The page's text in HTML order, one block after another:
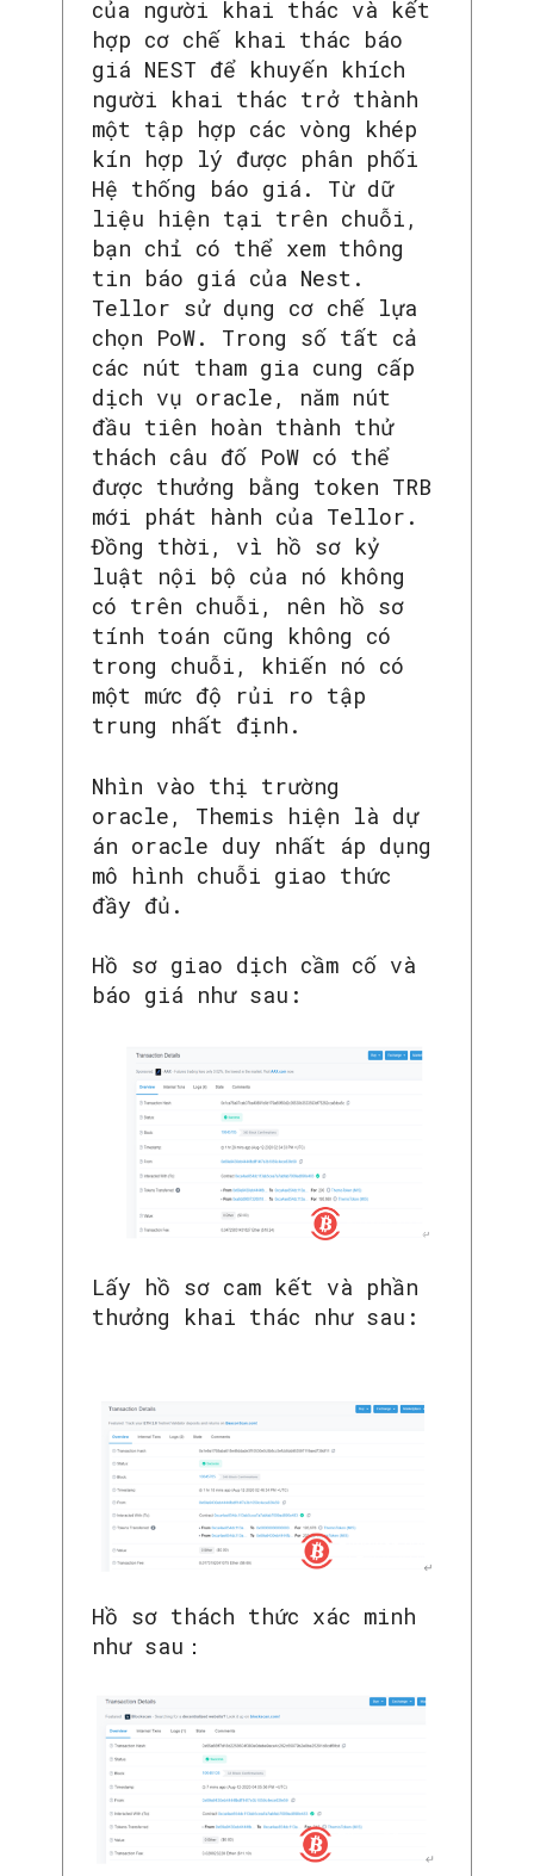
của người khai thác và kết
hợp cơ chế khai thác báo
giá NEST để khuyến khích
người khai thác trở thành
một tập hợp các vòng khép
kín hợp lý được phân phối
Hệ thống báo giá. Từ dữ
liệu hiện tại trên chuỗi,
bạn chỉ có thể xem thông
tin báo giá của Nest.
Tellor sử dụng cơ chế lựa
chọn PoW. Trong số tất cả
các nút tham gia cung cấp
dịch vụ oracle, năm nút
đầu tiên hoàn thành thử
thách câu đố PoW có thể
được thưởng bằng token TRB
mới phát hành của Tellor.
Đồng thời, vì hồ sơ kỷ
luật nội bộ của nó không
có trên chuỗi, nên hồ sơ
tính toán cũng không có
trong chuỗi, khiến nó có
một mức độ rủi ro tập
trung nhất định.
Nhìn vào thị trường
oracle, Themis hiện là dự
án oracle duy nhất áp dụng
mô hình chuỗi giao thức
đầy đủ.
Hồ sơ giao dịch cầm cố và
báo giá như sau:
Lấy hồ sơ cam kết và phần
thưởng khai thác như sau:
Hồ sơ thách thức xác minh
như sau：